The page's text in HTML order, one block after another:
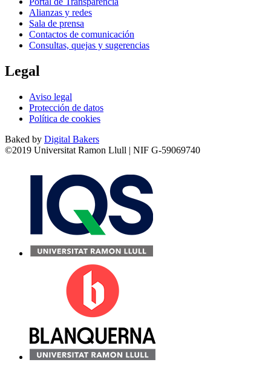
Alianzas y redes
Sala de prensa
Contactos de comunicación
Consultas, quejas y sugerencias
Legal
Aviso legal
Protección de datos
Política de cookies
Baked by Digital Bakers
©2019 Universitat Ramon Llull | NIF G-59069740